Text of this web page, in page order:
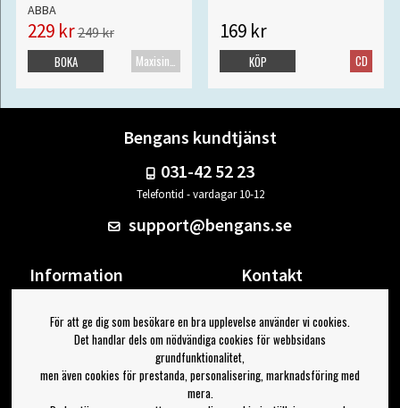
ABBA
229 kr249 kr
Maxisingel
BOKA
169 kr
CD
KÖP
Bengans kundtjänst
031-42 52 23
Telefontid - vardagar 10-12
support@bengans.se
Information
Om Bengans
FAQ / Köp- & Leveransvillkor
Kontakt
Din sida
Logga ut
Jag vill ha tips från Bengans
För att ge dig som besökare en bra upplevelse använder vi cookies.
Det handlar dels om nödvändiga cookies för webbsidans
grundfunktionalitet,
men även cookies för prestanda, personalisering, marknadsföring med
mera.